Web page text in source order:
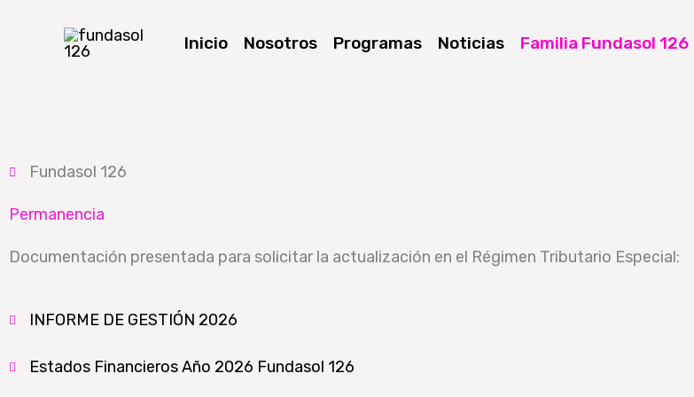
Inicio Nosotros Programas Noticias Familia Fundasol 126
Fundasol 126
Permanencia
Documentación presentada para solicitar la actualización en el Régimen Tributario Especial:
INFORME DE GESTIÓN 2026
Estados Financieros Año 2026 Fundasol 126